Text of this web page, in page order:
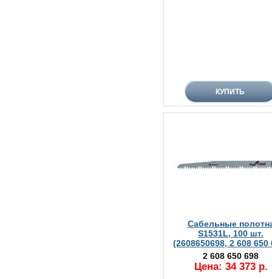
Сабельные
S1531L, 100 шт.
(2608650698, 2 608 650
2 608 650 698
Цена: 34 373 р.